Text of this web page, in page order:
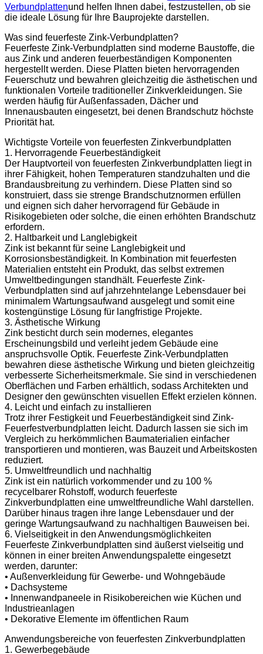
Verbundplattenund helfen Ihnen dabei, festzustellen, ob sie
die ideale Lösung für Ihre Bauprojekte darstellen.
Was sind feuerfeste Zink-Verbundplatten?
Feuerfeste Zink-Verbundplatten sind moderne Baustoffe, die
aus Zink und anderen feuerbeständigen Komponenten
hergestellt werden. Diese Platten bieten hervorragenden
Feuerschutz und bewahren gleichzeitig die ästhetischen und
funktionalen Vorteile traditioneller Zinkverkleidungen. Sie
werden häufig für Außenfassaden, Dächer und
Innenausbauten eingesetzt, bei denen Brandschutz höchste
Priorität hat.
Wichtigste Vorteile von feuerfesten Zinkverbundplatten
1. Hervorragende Feuerbeständigkeit
Der Hauptvorteil von feuerfesten Zinkverbundplatten liegt in
ihrer Fähigkeit, hohen Temperaturen standzuhalten und die
Brandausbreitung zu verhindern. Diese Platten sind so
konstruiert, dass sie strenge Brandschutznormen erfüllen
und eignen sich daher hervorragend für Gebäude in
Risikogebieten oder solche, die einen erhöhten Brandschutz
erfordern.
2. Haltbarkeit und Langlebigkeit
Zink ist bekannt für seine Langlebigkeit und
Korrosionsbeständigkeit. In Kombination mit feuerfesten
Materialien entsteht ein Produkt, das selbst extremen
Umweltbedingungen standhält. Feuerfeste Zink-
Verbundplatten sind auf jahrzehntelange Lebensdauer bei
minimalem Wartungsaufwand ausgelegt und somit eine
kostengünstige Lösung für langfristige Projekte.
3. Ästhetische Wirkung
Zink besticht durch sein modernes, elegantes
Erscheinungsbild und verleiht jedem Gebäude eine
anspruchsvolle Optik. Feuerfeste Zink-Verbundplatten
bewahren diese ästhetische Wirkung und bieten gleichzeitig
verbesserte Sicherheitsmerkmale. Sie sind in verschiedenen
Oberflächen und Farben erhältlich, sodass Architekten und
Designer den gewünschten visuellen Effekt erzielen können.
4. Leicht und einfach zu installieren
Trotz ihrer Festigkeit und Feuerbeständigkeit sind Zink-
Feuerfestverbundplatten leicht. Dadurch lassen sie sich im
Vergleich zu herkömmlichen Baumaterialien einfacher
transportieren und montieren, was Bauzeit und Arbeitskosten
reduziert.
5. Umweltfreundlich und nachhaltig
Zink ist ein natürlich vorkommender und zu 100 %
recycelbarer Rohstoff, wodurch feuerfeste
Zinkverbundplatten eine umweltfreundliche Wahl darstellen.
Darüber hinaus tragen ihre lange Lebensdauer und der
geringe Wartungsaufwand zu nachhaltigen Bauweisen bei.
6. Vielseitigkeit in den Anwendungsmöglichkeiten
Feuerfeste Zinkverbundplatten sind äußerst vielseitig und
können in einer breiten Anwendungspalette eingesetzt
werden, darunter:
• Außenverkleidung für Gewerbe- und Wohngebäude
• Dachsysteme
• Innenwandpaneele in Risikobereichen wie Küchen und
Industrieanlagen
• Dekorative Elemente im öffentlichen Raum
Anwendungsbereiche von feuerfesten Zinkverbundplatten
1. Gewerbegebäude